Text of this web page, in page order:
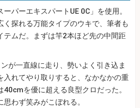
パーエキスパートUE 0C」を使用。
く探れる万能タイプのウキで、筆者も
テムだ。まずは竿2本ほど先の中間距
が一直線に走り、勢いよく引き込ま
入れてやり取りすると、なかなかの重
を優に超える良型クロだった。
わず笑みがこぼれる。